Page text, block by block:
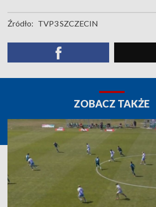
Źródło: TVP3 SZCZECIN
ZOBACZ TAKŻE